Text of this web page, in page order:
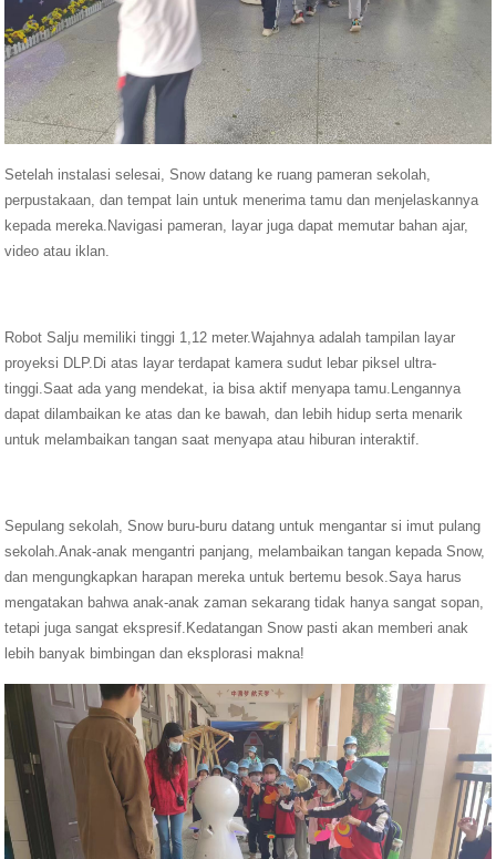
Setelah instalasi selesai, Snow datang ke ruang pameran sekolah,
perpustakaan, dan tempat lain untuk menerima tamu dan menjelaskannya
kepada mereka.Navigasi pameran, layar juga dapat memutar bahan ajar,
video atau iklan.
Robot Salju memiliki tinggi 1,12 meter.Wajahnya adalah tampilan layar
proyeksi DLP.Di atas layar terdapat kamera sudut lebar piksel ultra-
tinggi.Saat ada yang mendekat, ia bisa aktif menyapa tamu.Lengannya
dapat dilambaikan ke atas dan ke bawah, dan lebih hidup serta menarik
untuk melambaikan tangan saat menyapa atau hiburan interaktif.
Sepulang sekolah, Snow buru-buru datang untuk mengantar si imut pulang
sekolah.Anak-anak mengantri panjang, melambaikan tangan kepada Snow,
dan mengungkapkan harapan mereka untuk bertemu besok.Saya harus
mengatakan bahwa anak-anak zaman sekarang tidak hanya sangat sopan,
tetapi juga sangat ekspresif.Kedatangan Snow pasti akan memberi anak
lebih banyak bimbingan dan eksplorasi makna!